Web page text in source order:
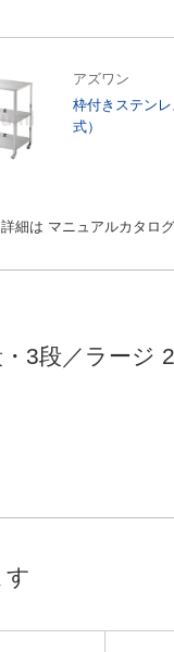
アズワン
枠付きステン
式）
細は マニュアルカタログ
3段／ラージ
す